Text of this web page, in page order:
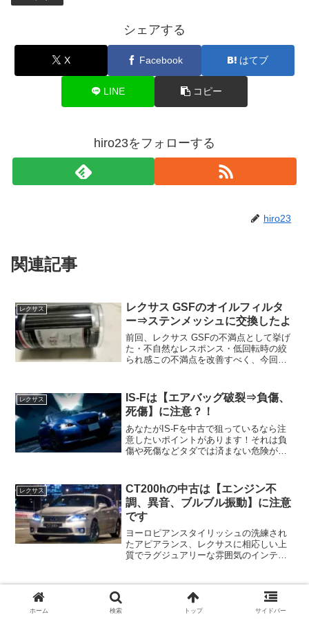
シェアする
X Facebook はてブ
LINE コピー
hiro23をフォローする
hiro23
関連記事
レクサス
レクサス GSFのオイルフィルタ
ー⇒ステンメッシュに交換したよ
前回、レクサス GSFの不満点として挙げ
た・不自然なレスポンス・低回転時の絞
られ感この不満点を改善すべく、今回口
エンジニアリング製のオイルフィルター
に交換してみた...
レクサス
IS-Fは【エアバッグ破裂⇒負傷、
死傷】に注意？！
あなたがIS-Fを中古で狙っているなら注
意したいポイントがあります！それは負
傷や死傷などタダでは済まない危険が潜
レクサス
CT200hの中古は【エンジン不
調、異音、ブルブル振動】に注意
です
ヨーロピアンスタイリッシュの洗練され
たアピアランス、レクサスに相応しい上
質でラグジュアリーな雰囲気のインテリ
前の前期型のレクサ...
レクサス
ISFの中古は【超高額な純正ナビ
の故障】に注意です
ホーム 検索 トップ サイドバー